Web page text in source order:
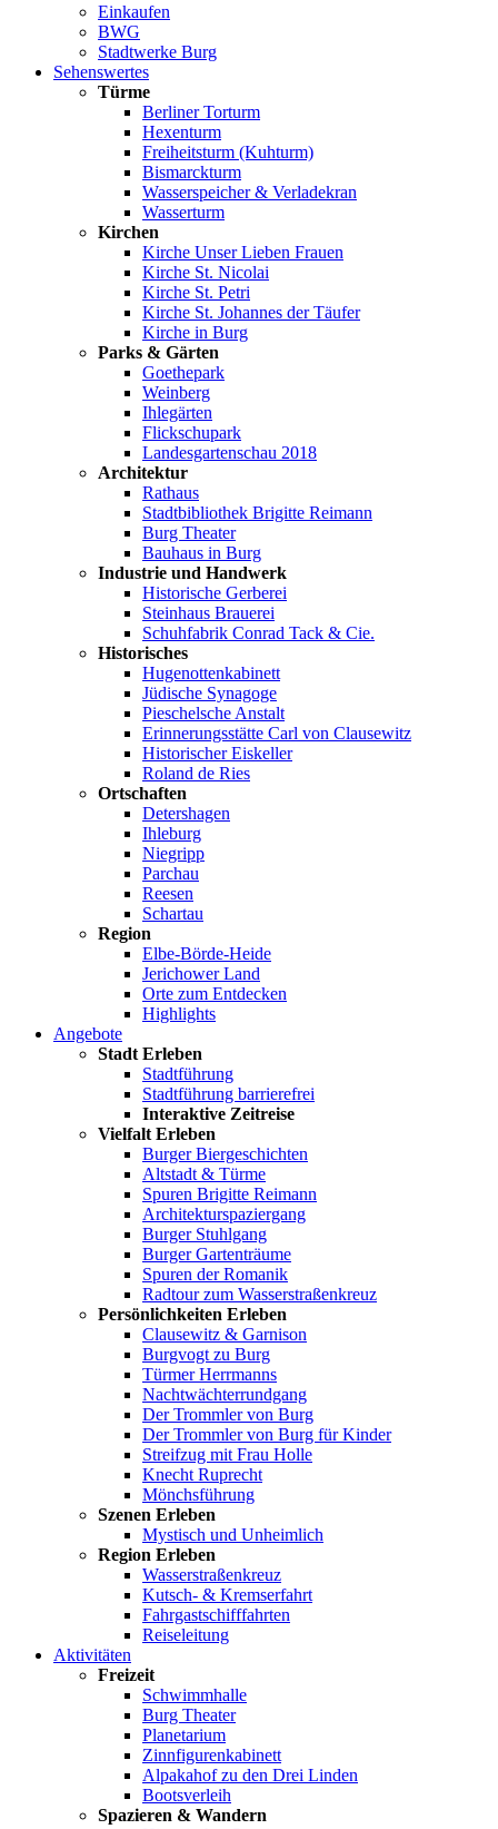
Einkaufen
BWG
Stadtwerke Burg
Sehenswertes
Türme
Berliner Torturm
Hexenturm
Freiheitsturm (Kuhturm)
Bismarckturm
Wasserspeicher & Verladekran
Wasserturm
Kirchen
Kirche Unser Lieben Frauen
Kirche St. Nicolai
Kirche St. Petri
Kirche St. Johannes der Täufer
Kirche in Burg
Parks & Gärten
Goethepark
Weinberg
Ihlegärten
Flickschupark
Landesgartenschau 2018
Architektur
Rathaus
Stadtbibliothek Brigitte Reimann
Burg Theater
Bauhaus in Burg
Industrie und Handwerk
Historische Gerberei
Steinhaus Brauerei
Schuhfabrik Conrad Tack & Cie.
Historisches
Hugenottenkabinett
Jüdische Synagoge
Pieschelsche Anstalt
Erinnerungsstätte Carl von Clausewitz
Historischer Eiskeller
Roland de Ries
Ortschaften
Detershagen
Ihleburg
Niegripp
Parchau
Reesen
Schartau
Region
Elbe-Börde-Heide
Jerichower Land
Orte zum Entdecken
Highlights
Angebote
Stadt Erleben
Stadtführung
Stadtführung barrierefrei
Interaktive Zeitreise
Vielfalt Erleben
Burger Biergeschichten
Altstadt & Türme
Spuren Brigitte Reimann
Architekturspaziergang
Burger Stuhlgang
Burger Gartenträume
Spuren der Romanik
Radtour zum Wasserstraßenkreuz
Persönlichkeiten Erleben
Clausewitz & Garnison
Burgvogt zu Burg
Türmer Herrmanns
Nachtwächterrundgang
Der Trommler von Burg
Der Trommler von Burg für Kinder
Streifzug mit Frau Holle
Knecht Ruprecht
Mönchsführung
Szenen Erleben
Mystisch und Unheimlich
Region Erleben
Wasserstraßenkreuz
Kutsch- & Kremserfahrt
Fahrgastschifffahrten
Reiseleitung
Aktivitäten
Freizeit
Schwimmhalle
Burg Theater
Planetarium
Zinnfigurenkabinett
Alpakahof zu den Drei Linden
Bootsverleih
Spazieren & Wandern